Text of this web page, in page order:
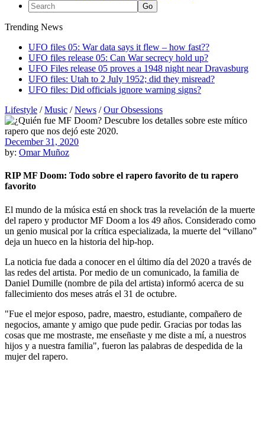
Trending News
UFO files 05: War data says it flew – how fast??
UFO files release 05: Can War secrecy hold up?
UFO Files release 05 proves a 1948 night near Dravasburg
UFO files: Utah to 2 July 1952; did they misread?
UFO files: Did officials ignore warning signs?
Lifestyle /Music /News /Our Obsessions
December 31, 2020
by: Omar Muñoz
RIP MF Doom: Todo sobre el rapero favorito de tu rapero
favorito
El mundo de la música está en shock tras la revelación de la muerte
del rapero y productor MF Doom a los 49 años. Considerado como
un genio musical por la crítica especializada, la muerte del “villano”
deja un hueco en la historia del hip-hop.
La noticia fue dada a conocer en el último día del 2020 a través de
las redes del artista. Por medio de un comunicado, la familia de
Daniel Dumille (nombre de pila del artista) informó acerca de su
fallecimiento dos meses atrás el 31 de octubre.
"Fue el mejor esposo, padre, maestro, estudiante, compañero de
negocios, amante y amigo que pude pedir. Gracias por todas las
cosas que me mostraste, me enseñaste y me diste a mí, a nuestros
hijos y a nuestra familia", fueron las palabras de despedida de la
mujer del rapero.